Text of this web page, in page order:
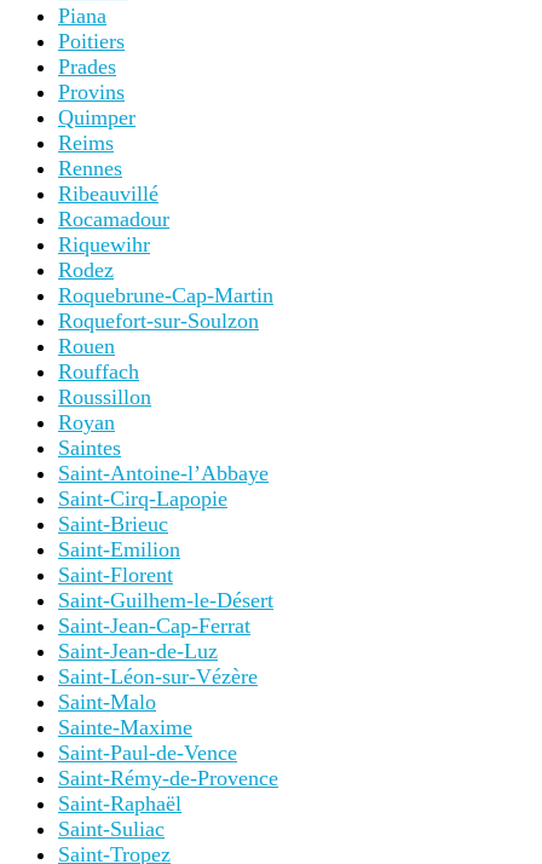
Piana
Poitiers
Prades
Provins
Quimper
Reims
Rennes
Ribeauvillé
Rocamadour
Riquewihr
Rodez
Roquebrune-Cap-Martin
Roquefort-sur-Soulzon
Rouen
Rouffach
Roussillon
Royan
Saintes
Saint-Antoine-l’Abbaye
Saint-Cirq-Lapopie
Saint-Brieuc
Saint-Emilion
Saint-Florent
Saint-Guilhem-le-Désert
Saint-Jean-Cap-Ferrat
Saint-Jean-de-Luz
Saint-Léon-sur-Vézère
Saint-Malo
Sainte-Maxime
Saint-Paul-de-Vence
Saint-Rémy-de-Provence
Saint-Raphaël
Saint-Suliac
Saint-Tropez